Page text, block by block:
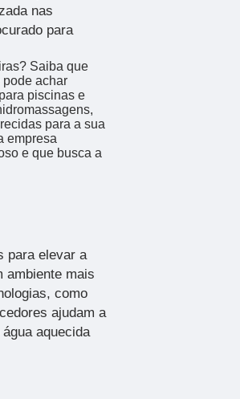
nas
para
Saiba que
achar
piscinas e
para a sua
empresa
e que busca a
para elevar a
ambiente mais
como
ajudam a
aquecida